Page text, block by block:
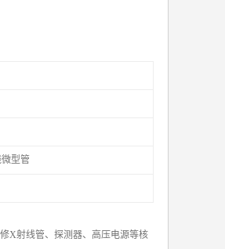
型管
X射线管、探测器、高压电源等核